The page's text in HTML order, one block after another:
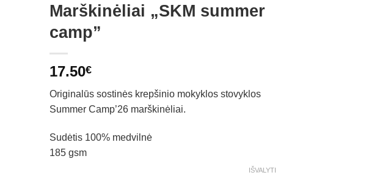
Marškinėliai „SKM summer
camp”
17.50€
Originalūs sostinės krepšinio mokyklos stovyklos
Summer Camp’26 marškinėliai.
Sudėtis 100% medvilnė
185 gsm
IŠVALYTI